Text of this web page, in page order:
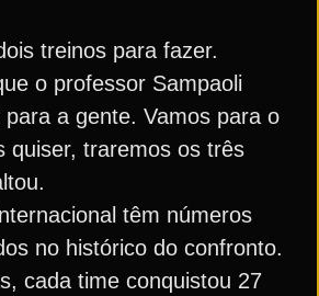
treinos para fazer.
o professor Sampaoli
a gente. Vamos para o
quiser, traremos os três
têm números
no histórico do confronto.
cada time conquistou 27